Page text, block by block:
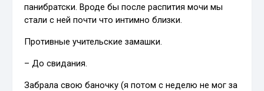
панибратски. Вроде бы после распития мочи мы
стали с ней почти что интимно близки.
Противные учительские замашки.
– До свидания.
Забрала свою баночку (я потом с неделю не мог за